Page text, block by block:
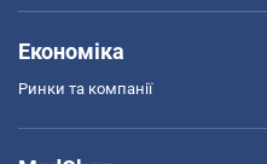
Економіка
Ринки та компанії